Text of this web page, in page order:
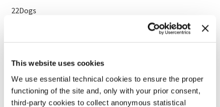
This website uses cookies
We use essential technical cookies to ensure the proper
functioning of the site and, only with your prior consent,
third-party cookies to collect anonymous statistical
22Dogs